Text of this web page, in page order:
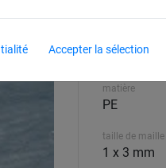
Accepter la sélection
Polyéthylène
matière
PE
taille de maille
1 x 3 mm